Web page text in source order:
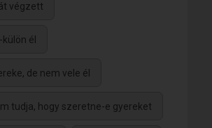
végzett
él
de nem vele él
tudja, hogy szeretne-e gyereket